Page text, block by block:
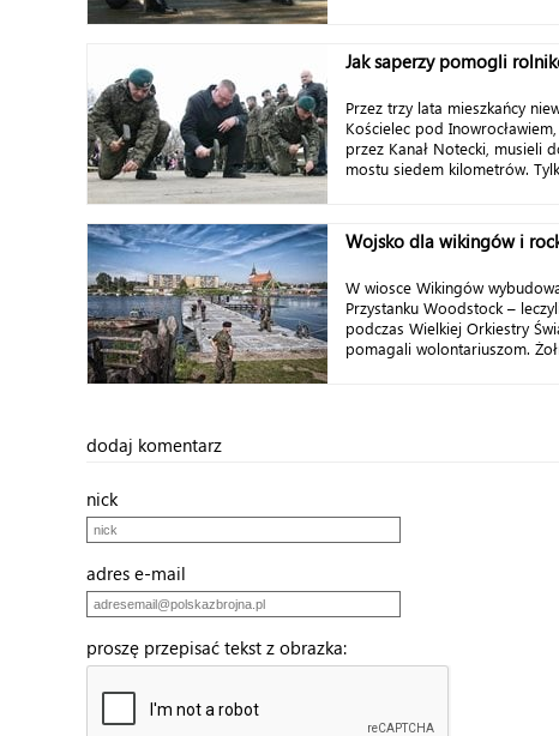
Jak saperzy pomogli
Przez trzy lata mieszkańcy
Kościelec pod
przez Kanał Notecki, musieli
mostu siedem kilometrów.
Wojsko dla wikingów i
W wiosce Wikingów
Przystanku Woodstock –
podczas Wielkiej Orkiestry
pomagali wolontariuszom.
dodaj komentarz
nick
adres e-mail
proszę przepisać tekst z obrazka: